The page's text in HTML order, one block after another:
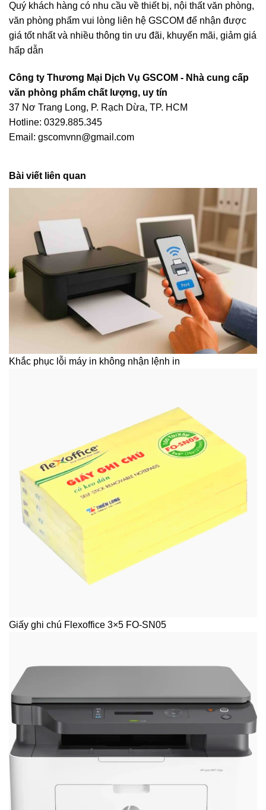
Quý khách hàng có nhu cầu về thiết bị, nội thất văn phòng,
văn phòng phẩm vui lòng liên hệ GSCOM để nhận được
giá tốt nhất và nhiều thông tin ưu đãi, khuyến mãi, giảm giá
hấp dẫn
Công ty Thương Mại Dịch Vụ GSCOM - Nhà cung cấp
văn phòng phẩm chất lượng, uy tín
37 Nơ Trang Long, P. Rạch Dừa, TP. HCM
Hotline: 0329.885.345
Email: gscomvnn@gmail.com
Bài viết liên quan
Khắc phục lỗi máy in không nhận lệnh in
Giấy ghi chú Flexoffice 3×5 FO-SN05